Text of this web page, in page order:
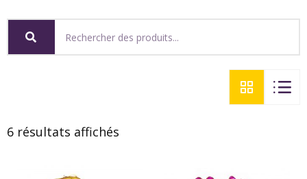
6 résultats affichés